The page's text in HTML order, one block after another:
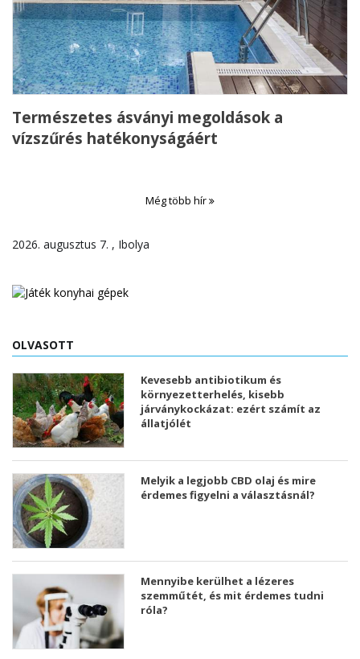
Természetes ásványi megoldások a
vízszűrés hatékonyságáért
Még több hír
2026. augusztus 7. , Ibolya
OLVASOTT
Kevesebb antibiotikum és
környezetterhelés, kisebb
járványkockázat: ezért számít az
állatjólét
Melyik a legjobb CBD olaj és mire
érdemes figyelni a választásnál?
Mennyibe kerülhet a lézeres
szemműtét, és mit érdemes tudni
róla?